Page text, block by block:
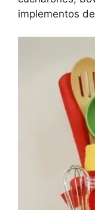
implementos